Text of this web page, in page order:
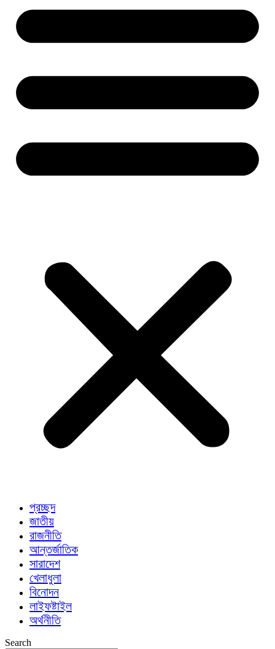
প্রচ্ছদ
জাতীয়
রাজনীতি
আন্তর্জাতিক
সারাদেশ
খেলাধুলা
বিনোদন
লাইফষ্টাইল
অর্থনীতি
Search